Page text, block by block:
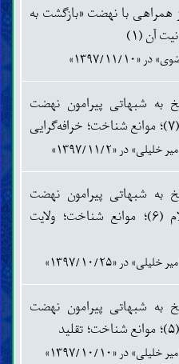
با نهضت «بازگشت به
آن (۱)
۱۱/۱۰»
به شبهاتی پیرامون نهضت
در «۱۳۹۷/۱۱/۲»
به شبهاتی پیرامون نهضت
مقدّس بازگشت به اسلام (۶)؛ موانع شناخت؛ ولایت
در «۱۳۹۷/۱۰/۲۵»
به شبهاتی پیرامون نهضت
در «۱۳۹۷/۱۰/۱۰»